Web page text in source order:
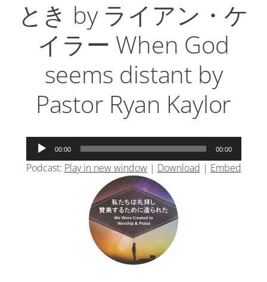
とき by ライアン・ケ
イラー When God
seems distant by
Pastor Ryan Kaylor
声
プ
00:00 00:00
Podcast: Play in new window| Download | Embed